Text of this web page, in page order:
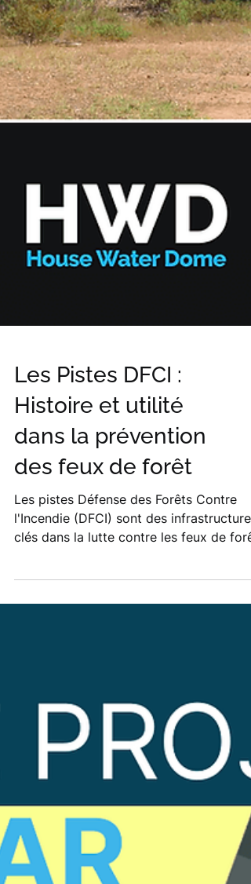
Les Pistes DFCI :
Histoire et utilité
dans la prévention
des feux de forêt